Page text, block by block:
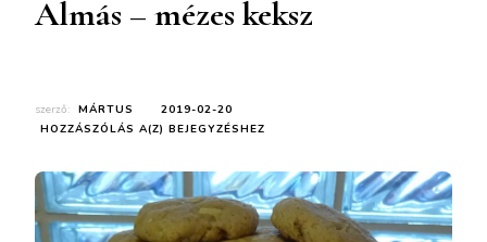
Almás – mézes keksz
szerző: MÁRTUS
2019-02-20
HOZZÁSZÓLÁS A(Z) ALMÁS
KEKSZ
BEJEGYZÉSHEZ